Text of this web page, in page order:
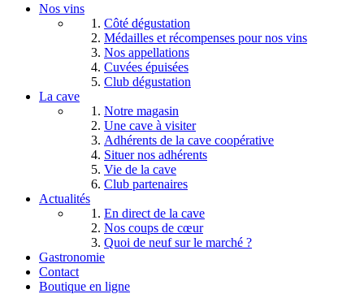
Nos vins
Côté dégustation
Médailles et récompenses pour nos vins
Nos appellations
Cuvées épuisées
Club dégustation
La cave
Notre magasin
Une cave à visiter
Adhérents de la cave coopérative
Situer nos adhérents
Vie de la cave
Club partenaires
Actualités
En direct de la cave
Nos coups de cœur
Quoi de neuf sur le marché ?
Gastronomie
Contact
Boutique en ligne